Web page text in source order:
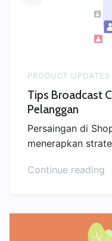
PRODUCT UPDATES
Tips Broadcast
Pelanggan
Persaingan di
menerapkan
Continue reading